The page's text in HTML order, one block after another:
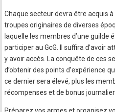
Chaque secteur devra être acquis à
troupes originaires de diverses
laquelle les membres d’une guilde
participer au GcG. Il suffira d’avoir
y avoir accès. La conquête de ces
d’obtenir des points d’expérience
ce dernier sera élevé, plus les
récompenses et de bonus